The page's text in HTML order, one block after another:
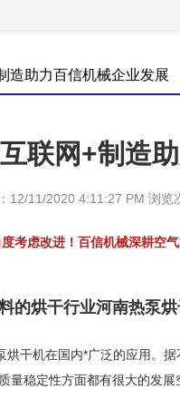
造助力百信机械企业发展
联网+制造
12/11/2020 4:11:27 PM 浏览
考虑改进！百信机械深耕空
的烘干行业河南热泵
烘干机在国内*广泛的应用。
稳定性方面都有很大的发展